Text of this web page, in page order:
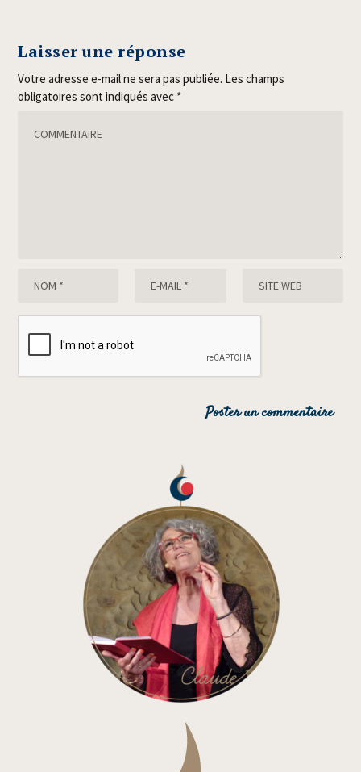
Laisser une réponse
Votre adresse e-mail ne sera pas publiée. Les champs
obligatoires sont indiqués avec *